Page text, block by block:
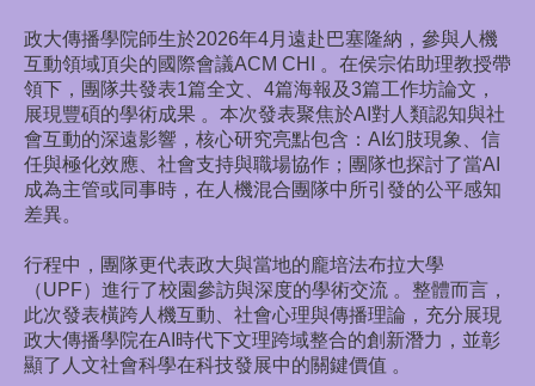
政大傳播學院師生於2026年4月遠赴巴塞隆納，參與人機
互動領域頂尖的國際會議ACM CHI 。在侯宗佑助理教授帶
領下，團隊共發表1篇全文、4篇海報及3篇工作坊論文，
展現豐碩的學術成果 。 本次發表聚焦於AI對人類認知與社
會互動的深遠影響，核心研究亮點包含：AI幻肢現象、信
任與極化效應、社會支持與職場協作；團隊也探討了當AI
成為主管或同事時，在人機混合團隊中所引發的公平感知
差異。
行程中，團隊更代表政大與當地的龐培法布拉大學
（UPF）進行了校園參訪與深度的學術交流 。整體而言，
此次發表橫跨人機互動、社會心理與傳播理論，充分展現
政大傳播學院在AI時代下文理跨域整合的創新潛力，並彰
顯了人文社會科學在科技發展中的關鍵價值 。